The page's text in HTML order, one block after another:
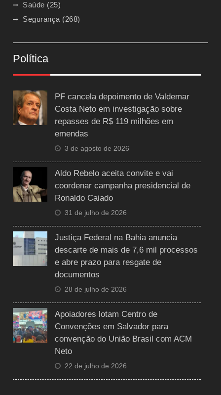
Saúde (25)
Segurança(268)
Política
PF cancela depoimento de Valdemar
Costa Neto em investigação sobre
repasses de R$ 119 milhões em
emendas
3 de agosto de 2026
Aldo Rebelo aceita convite e vai
coordenar campanha presidencial de
Ronaldo Caiado
31 de julho de 2026
Justiça Federal na Bahia anuncia
descarte de mais de 7,6 mil processos
e abre prazo para resgate de
documentos
28 de julho de 2026
Apoiadores lotam Centro de
Convenções em Salvador para
convenção do União Brasil com ACM
Neto
22 de julho de 2026